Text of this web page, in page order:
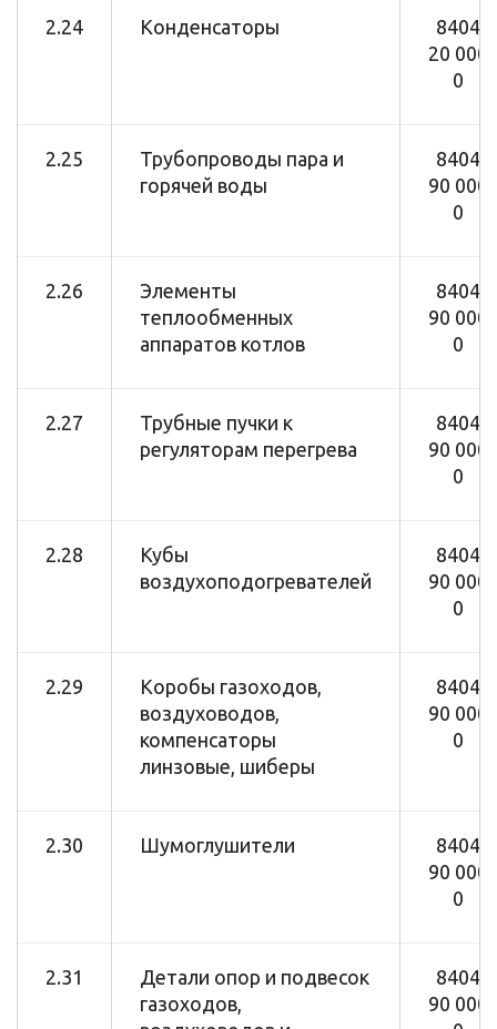
2.24 Конденсаторы
8404
20 000
0
2.25
Трубопроводы пара и
горячей воды
8404
90 000
0
2.26
Элементы
теплообменных
аппаратов котлов
8404
90 000
0
2.27
Трубные пучки к
регуляторам перегрева
8404
90 000
0
2.28
Кубы
воздухоподогревателей
8404
90 000
0
2.29
Коробы газоходов,
воздуховодов,
компенсаторы
линзовые, шиберы
8404
90 000
0
2.30 Шумоглушители
8404
90 000
0
2.31
Детали опор и подвесок
газоходов,
8404
90 000